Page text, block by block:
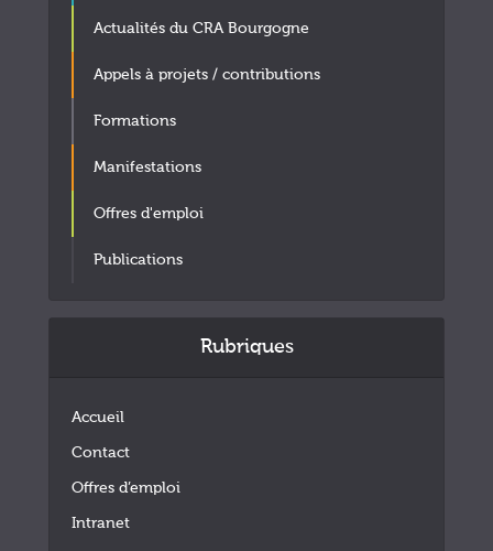
Actualités du CRA Bourgogne
Appels à projets / contributions
Formations
Manifestations
Offres d'emploi
Publications
Rubriques
Accueil
Contact
Offres d’emploi
Intranet